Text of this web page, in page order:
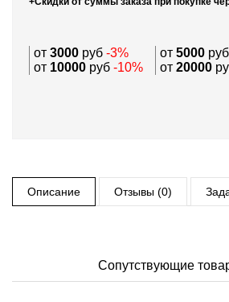
от 3000 руб -3% от 5000 руб
от 10000 руб -10% от 20000
Описание Отзывы (0)
Сопутствующие